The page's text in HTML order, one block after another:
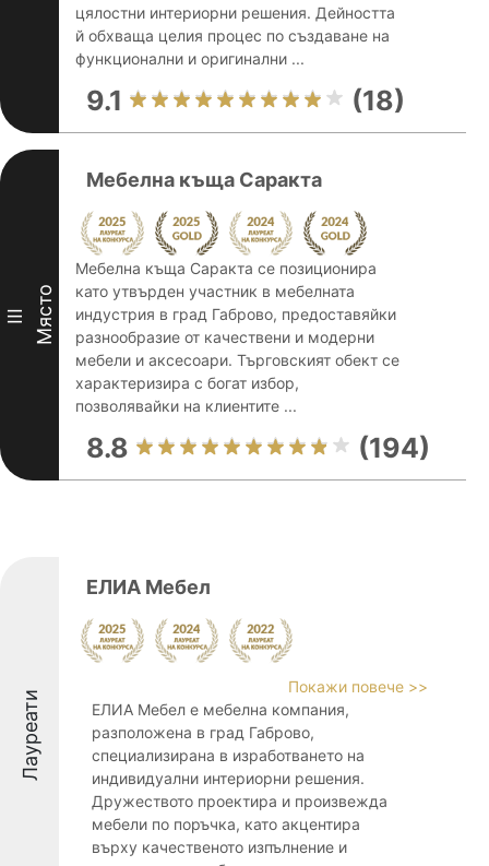
цялостни интериорни решения. Дейността
й обхваща целия процес по създаване на
функционални и оригинални ...
9.1 (18)
III Място
Мебелна къща Саракта
Мебелна къща Саракта се позиционира
като утвърден участник в мебелната
индустрия в град Габрово, предоставяйки
разнообразие от качествени и модерни
мебели и аксесоари. Търговският обект се
характеризира с богат избор,
позволявайки на клиентите ...
8.8 (194)
Лауреати
ЕЛИА Мебел
Покажи повече >>
ЕЛИА Мебел е мебелна компания,
разположена в град Габрово,
специализирана в изработването на
индивидуални интериорни решения.
Дружеството проектира и произвежда
мебели по поръчка, като акцентира
върху качественото изпълнение и